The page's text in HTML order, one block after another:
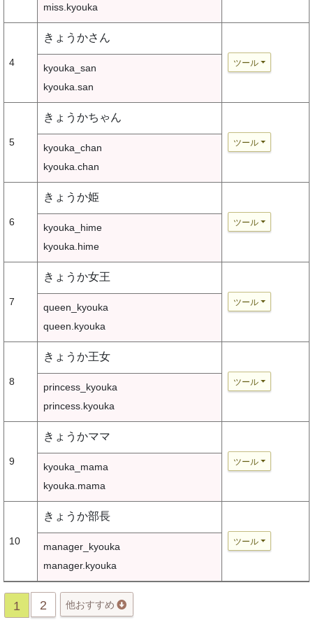
miss.kyouka
4
きょうかさん
ツール
kyouka_san
kyouka.san
5
きょうかちゃん
ツール
kyouka_chan
kyouka.chan
6
きょうか姫
ツール
kyouka_hime
kyouka.hime
7
きょうか女王
ツール
queen_kyouka
queen.kyouka
8
きょうか王女
ツール
princess_kyouka
princess.kyouka
9
きょうかママ
ツール
kyouka_mama
kyouka.mama
10
きょうか部長
ツール
manager_kyouka
manager.kyouka
1 2 他おすすめ